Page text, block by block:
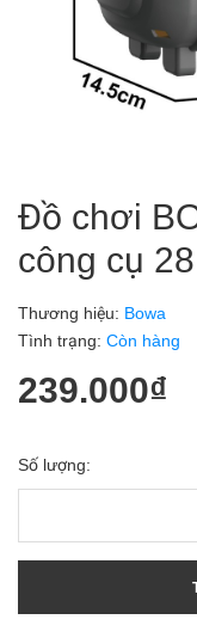
Đồ chơi
công cụ
Thương hiệu: Bowa
Tình trạng: Còn hàng
239.000₫
Số lượng: